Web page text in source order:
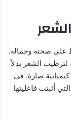
على صحته وجماله.
لترطيب الشعر بدلاً
ضارة. في
أثبتت فاعليتها